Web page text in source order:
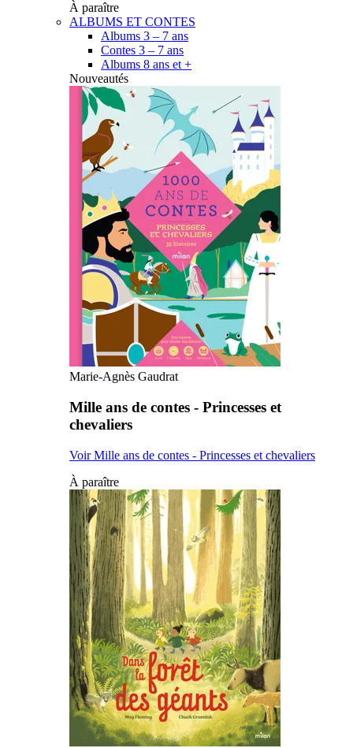
À paraître
ALBUMS ET CONTES
Albums 3 – 7 ans
Contes 3 – 7 ans
Albums 8 ans et +
Nouveautés
Marie-Agnès Gaudrat
Mille ans de contes - Princesses et
chevaliers
Voir Mille ans de contes - Princesses et chevaliers
À paraître